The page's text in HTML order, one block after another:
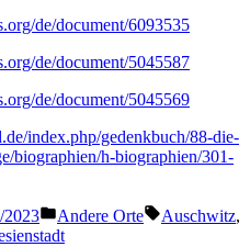
de/document/6093535
de/document/5045587
de/document/5045569
index.php/gedenkbuch/88-die-
biographien/h-biographien/301-
2023
Veröffentlicht
in
Andere Orte Auschwitz,